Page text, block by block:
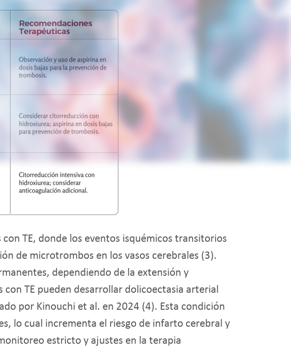
TE, donde los eventos isquémicos transitorios
de microtrombos en los vasos cerebrales (3).
dependiendo de la extensión y
con TE pueden desarrollar dolicoectasia arterial
por Kinouchi et al. en 2024 (4). Esta condición
lo cual incrementa el riesgo de infarto cerebral y
estricto y ajustes en la terapia